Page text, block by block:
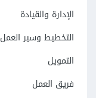
الإدارة والقيادة
التخطيط وسير العمل
التمويل
فريق العمل